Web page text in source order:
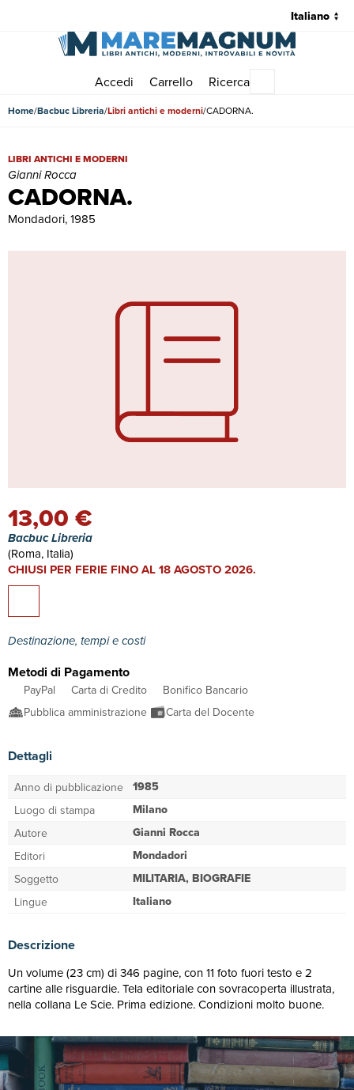
Accedi Carrello Ricerca
Home Bacbuc Libreria Libri antichi e moderni CADORNA.
CADORNA.
CADORNA. | Libri antichi e moderni | Gianni Rocca
LIBRI ANTICHI E MODERNI
Gianni Rocca
Mondadori, 1985
13,00 €
Bacbuc Libreria
(Roma, Italia)
CHIUSI PER FERIE FINO AL 18 AGOSTO 2026.
Destinazione, tempi e costi
Metodi di Pagamento
PayPal Carta di Credito
Bonifico Bancario
Pubblica amministrazione
Carta del Docente
Dettagli
Anno di pubblicazione 1985
Luogo di stampa Milano
Autore Gianni Rocca
Editori Mondadori
Soggetto MILITARIA, BIOGRAFIE
Lingue Italiano
Descrizione
Un volume (23 cm) di 346 pagine, con 11 foto fuori testo e 2
cartine alle risguardie. Tela editoriale con sovracoperta illustrata,
nella collana Le Scie. Prima edizione. Condizioni molto buone.